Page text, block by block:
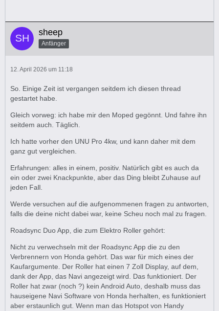
sheep
Anfänger
12. April 2026 um 11:18
So. Einige Zeit ist vergangen seitdem ich diesen thread
gestartet habe.
Gleich vorweg: ich habe mir den Moped gegönnt. Und fahre ihn
seitdem auch. Täglich.
Ich hatte vorher den UNU Pro 4kw, und kann daher mit dem
ganz gut vergleichen.
Erfahrungen: alles in einem, positiv. Natürlich gibt es auch da
ein oder zwei Knackpunkte, aber das Ding bleibt Zuhause auf
jeden Fall.
Werde versuchen auf die aufgenommenen fragen zu antworten,
falls die deine nicht dabei war, keine Scheu noch mal zu fragen.
Roadsync Duo App, die zum Elektro Roller gehört:
Nicht zu verwechseln mit der Roadsync App die zu den
Verbrennern von Honda gehört. Das war für mich eines der
Kaufargumente. Der Roller hat einen 7 Zoll Display, auf dem,
dank der App, das Navi angezeigt wird. Das funktioniert. Der
Roller hat zwar (noch ?) kein Android Auto, deshalb muss das
hauseigene Navi Software von Honda herhalten, es funktioniert
aber erstaunlich gut. Wenn man das Hotspot von Handy